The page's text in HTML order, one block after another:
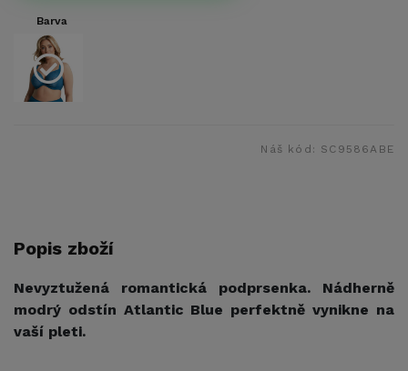
Barva
Náš kód: SC9586ABE
Popis zboží
Nevyztužená romantická podprsenka. Nádherně
modrý odstín Atlantic Blue perfektně vynikne na
vaší pleti.